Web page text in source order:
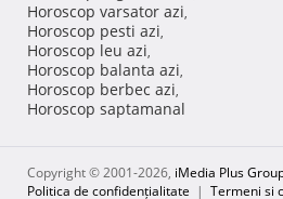
Horoscop varsator azi,
Horoscop pesti azi,
Horoscop leu azi,
Horoscop balanta azi,
Horoscop berbec azi,
Horoscop saptamanal
Copyright © 2001-2026, iMedia Plus
Politica de confidențialitate | Termeni si